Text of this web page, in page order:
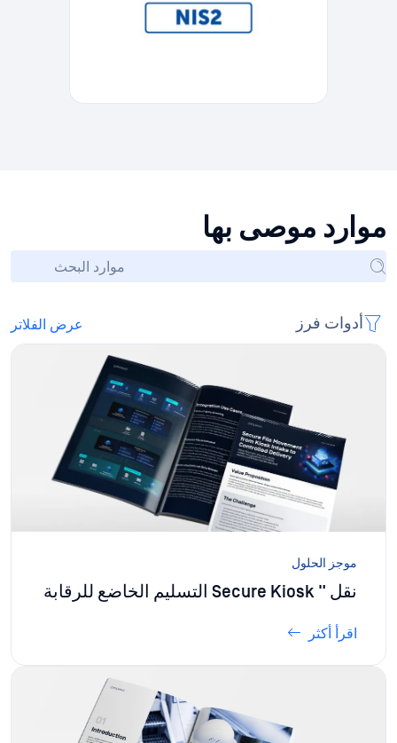
موارد موصى بها
أدوات فرز عرض الفلاتر
موجز الحلول
نقل " Secure Kiosk التسليم الخاضع للرقابة
اقرأ أكثر